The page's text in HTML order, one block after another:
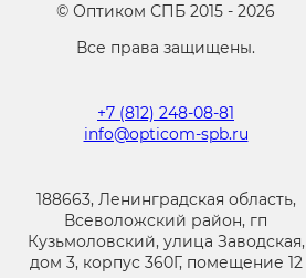
© Оптиком СПБ 2015 - 2026
Все права защищены.
+7 (812) 248-08-81
info@opticom-spb.ru
188663, Ленинградская область,
Всеволожский район, гп
Кузьмоловский, улица Заводская,
дом 3, корпус 360Г, помещение 12